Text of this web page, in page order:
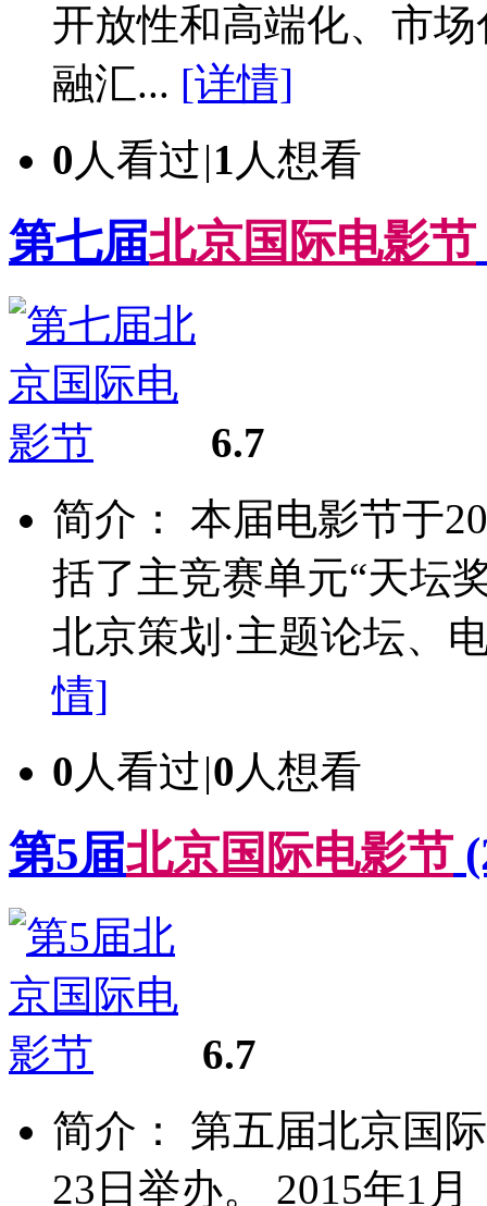
开放性和高端化、市
融汇... [详情]
0 人看过|1 人想看
第七届北京国 际电影节
6.7
简介： 本届电影节于
括了主竞赛单元“天坛
北京策划·主题论坛、
情]
0 人看过|0 人想看
第5届北京国 际电影节
6.7
简介： 第五届北京国
23日举办。 2015年1